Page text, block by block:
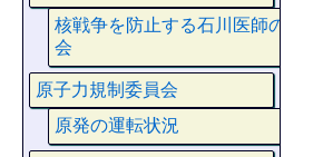
核戦争を防止する石川医師の
会
原子力規制委員会
原発の運転状況